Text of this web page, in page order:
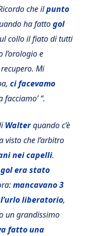
che ilpunto
ha fattogol
collo il fiato di tutti
l’orologio e
Mi
ci facevamo
facciamo’ “.
Walterquando c’è
visto che l’arbitro
nei capelli.
era stato
mancavano 3
liberatorio,
un grandissimo
fatto una